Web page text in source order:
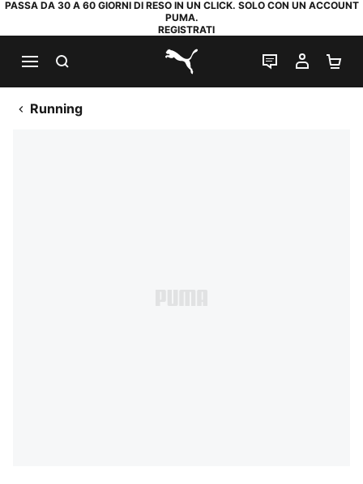
PASSA DA 30 A 60 GIORNI DI RESO IN UN CLICK. SOLO CON UN ACCOUNT
PUMA.
REGISTRATI
PUMA.com
CHAT IL MIO
Running